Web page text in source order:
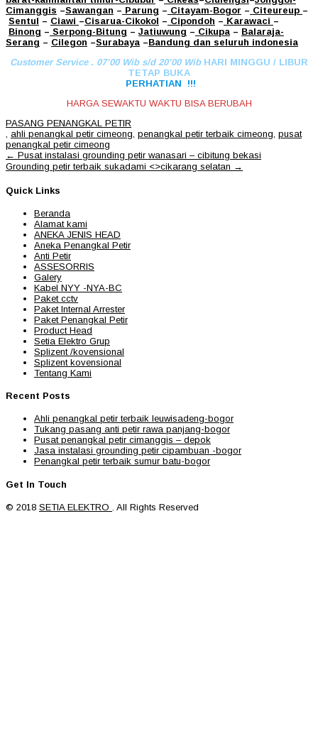
Cimanggis –Sawangan – Parung – Citayam-Bogor – Citeureup –
Sentul – Ciawi –Cisarua-Cikokol – Cipondoh – Karawaci –
Binong – Serpong-Bitung – Jatiuwung – Cikupa – Balaraja-
Serang – Cilegon –Surabaya –Bandung dan seluruh indonesia
Customer Service . 07’00 Wib s/d 20’00 WibHARI MINGGU / LIBUR
TETAP BUKA
PERHATIAN !!!
HARGA SEWAKTU WAKTU BISA BERUBAH
PASANG PENANGKAL PETIR
, ahli penangkal petir cimeong, penangkal petir terbaik cimeong, pusat
penangkal petir cimeong
Post
navigation
← Pusat instalasi grounding petir wanasari – cibitung bekasi
Grounding petir terbaik sukadami <>cikarang selatan →
Quick Links
Beranda
Alamat kami
ANEKA JENIS HEAD
Aneka Penangkal Petir
Anti Petir
ASSESORRIS
Galery
Kabel NYY -NYA-BC
Paket cctv
Paket Internal Arrester
Paket Penangkal Petir
Product Head
Setia Elektro Grup
Splizent /kovensional
Splizent kovensional
Tentang Kami
Recent Posts
Ahli penangkal petir terbaik leuwisadeng-bogor
Tukang pasang anti petir rawa panjang-bogor
Pusat penangkal petir cimanggis – depok
Jasa instalasi grounding petir cipambuan -bogor
Penangkal petir terbaik sumur batu-bogor
Get In Touch
© 2018 SETIA ELEKTRO . All Rights Reserved